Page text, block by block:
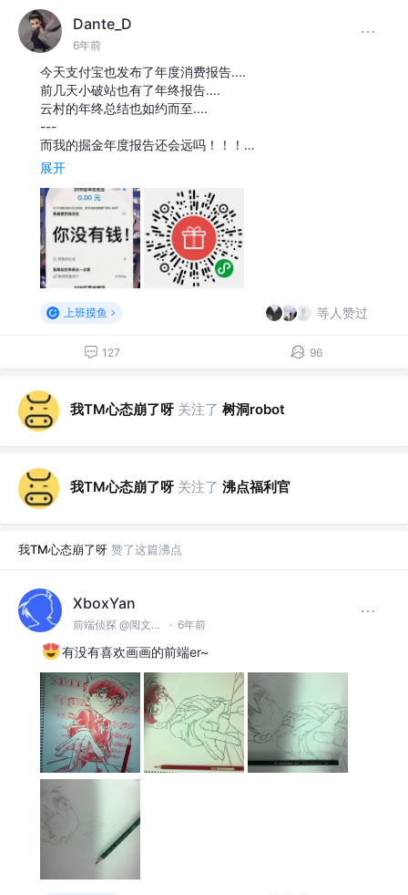
Dante_D
6年前
今天支付宝也发布了年度消费报告....
前几天小破站也有了年终报告....
云村的年终总结也如约而至....
---
而我的掘金年度报告还会远吗！！！…
展开
上班摸鱼 等人赞过
127 96
我TM心态崩了呀 关注了 树洞robot
我TM心态崩了呀 关注了 沸点福利官
我TM心态崩了呀 赞了这篇沸点
XboxYan
前端侦探 @阅文集团 · 6年前
有没有喜欢画画的前端er~